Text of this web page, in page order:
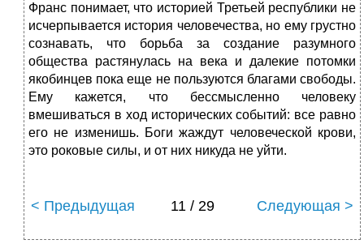
Франс понимает, что историей Третьей республики не
исчерпывается история че­ловечества, но ему грустно
сознавать, что борьба за создание разумного
общества растянулась на века и далекие потомки
яко­бинцев пока еще не пользуются благами свободы.
Ему кажется, что бессмысленно человеку
вмешиваться в ход истори­ческих событий: все равно
его не изменишь. Боги жаждут чело­веческой крови,
это роковые силы, и от них никуда не уйти.
< Предыдущая 11 / 29 Следующая >